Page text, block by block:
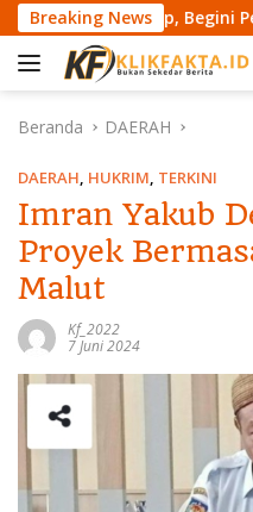
a
Breaking News
Begini Penjelasan
Beranda DAERAH
DAERAH, HUKRIM, TERKINI
Imran Yakub
Proyek
Malut
Kf_2022
7 Juni 2024